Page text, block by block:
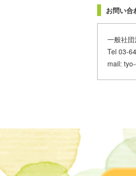
お問い合
一般社
Tel 03-
mail: